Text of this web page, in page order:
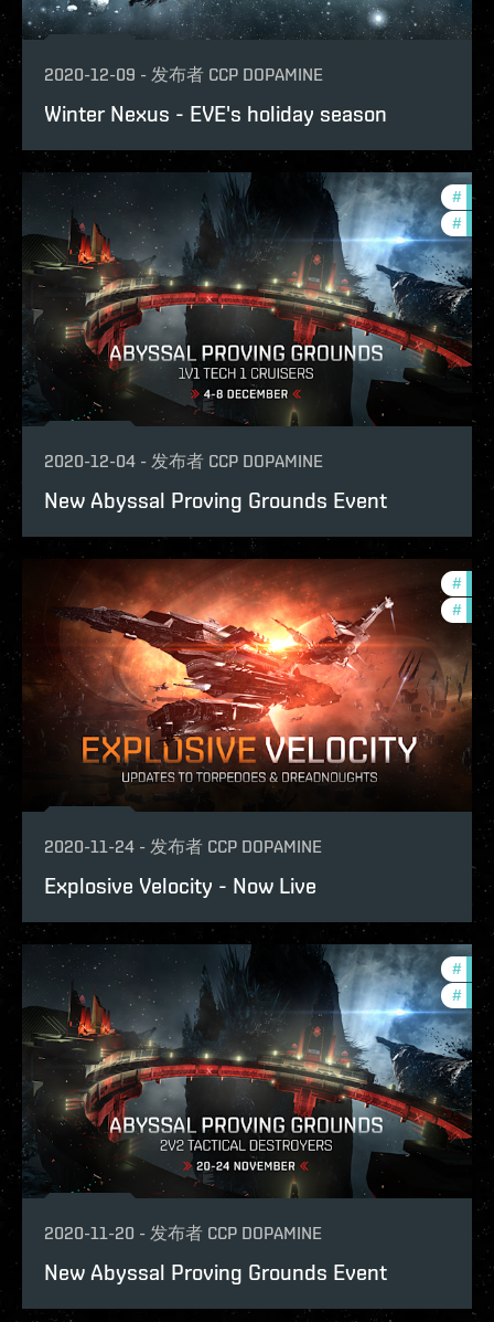
2020-12-09 - 发布者 CCP DOPAMINE
Winter Nexus - EVE's holiday season
# pvp
#
2020-12-04 - 发布者 CCP DOPAMINE
New Abyssal Proving Grounds Event
#
#
2020-11-24 - 发布者 CCP DOPAMINE
Explosive Velocity - Now Live
#
#
2020-11-20 - 发布者 CCP DOPAMINE
New Abyssal Proving Grounds Event